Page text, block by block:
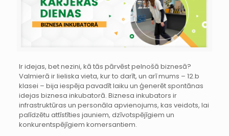
Ir idejas, bet nezini, kā tās pārvēst pelnošā biznesā?
Valmierā ir lieliska vieta, kur to darīt, un arī mums – 12.b
klasei – bija iespēja pavadīt laiku un ģenerēt spontānas
idejas biznesa inkubatorā. Biznesa inkubators ir
infrastruktūras un personāla apvienojums, kas veidots, lai
palīdzētu attīstīties jauniem, dzīvotspējīgiem un
konkurentspējīgiem komersantiem.